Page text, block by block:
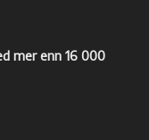
mer enn 16 000